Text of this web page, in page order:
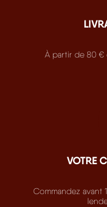
À partir de 80 €
VOTRE
Commandez avant